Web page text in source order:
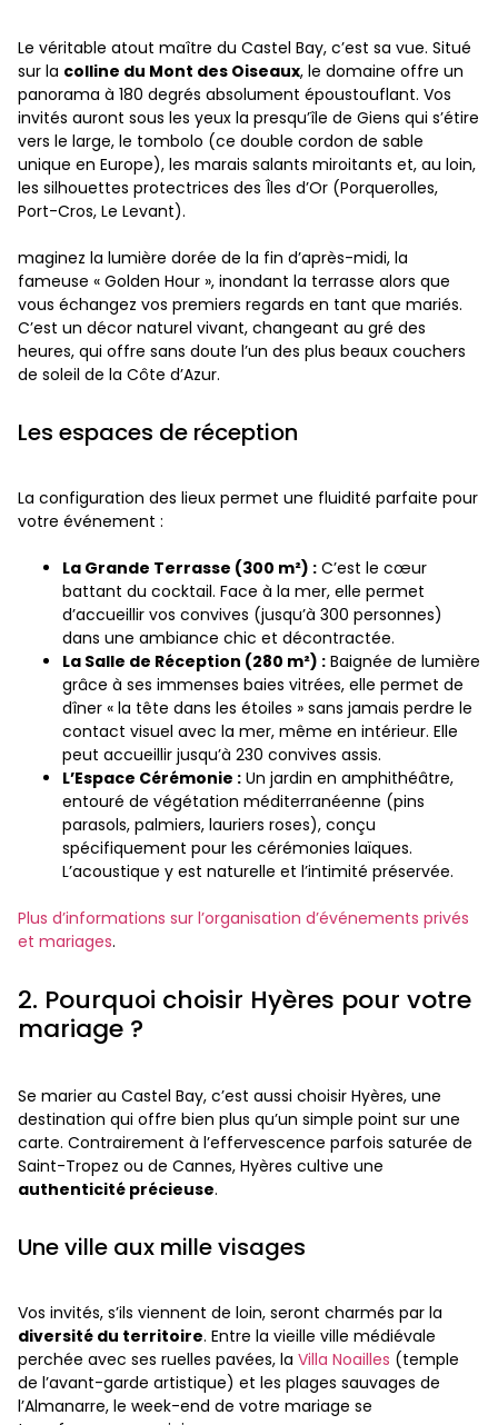
Le véritable atout maître du Castel Bay, c’est sa vue. Situé
sur la colline du Mont des Oiseaux, le domaine offre un
panorama à 180 degrés absolument époustouflant. Vos
invités auront sous les yeux la presqu’île de Giens qui s’étire
vers le large, le tombolo (ce double cordon de sable
unique en Europe), les marais salants miroitants et, au loin,
les silhouettes protectrices des Îles d’Or (Porquerolles,
Port-Cros, Le Levant).
maginez la lumière dorée de la fin d’après-midi, la
fameuse « Golden Hour », inondant la terrasse alors que
vous échangez vos premiers regards en tant que mariés.
C’est un décor naturel vivant, changeant au gré des
heures, qui offre sans doute l’un des plus beaux couchers
de soleil de la Côte d’Azur.
Les espaces de réception
La configuration des lieux permet une fluidité parfaite pour
votre événement :
La Grande Terrasse (300 m²) : C’est le cœur
battant du cocktail. Face à la mer, elle permet
d’accueillir vos convives (jusqu’à 300 personnes)
dans une ambiance chic et décontractée.
La Salle de Réception (280 m²) : Baignée de lumière
grâce à ses immenses baies vitrées, elle permet de
dîner « la tête dans les étoiles » sans jamais perdre le
contact visuel avec la mer, même en intérieur. Elle
peut accueillir jusqu’à 230 convives assis.
L’Espace Cérémonie : Un jardin en amphithéâtre,
entouré de végétation méditerranéenne (pins
parasols, palmiers, lauriers roses), conçu
spécifiquement pour les cérémonies laïques.
L’acoustique y est naturelle et l’intimité préservée.
Plus d’informations sur l’organisation d’événements privés
et mariages.
2. Pourquoi choisir Hyères pour votre
mariage ?
Se marier au Castel Bay, c’est aussi choisir Hyères, une
destination qui offre bien plus qu’un simple point sur une
carte. Contrairement à l’effervescence parfois saturée de
Saint-Tropez ou de Cannes, Hyères cultive une
authenticité précieuse.
Une ville aux mille visages
Vos invités, s’ils viennent de loin, seront charmés par la
diversité du territoire. Entre la vieille ville médiévale
perchée avec ses ruelles pavées, la Villa Noailles (temple
de l’avant-garde artistique) et les plages sauvages de
l’Almanarre, le week-end de votre mariage se